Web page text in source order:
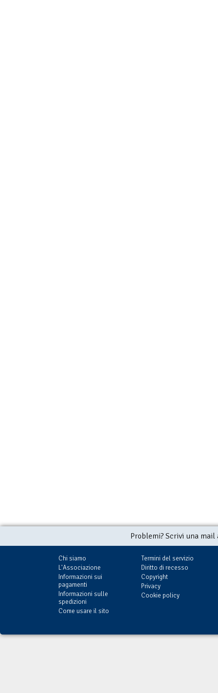
Problemi? Scrivi una
Chi siamo
L'Associazione
Informazioni sui
pagamenti
Informazioni sulle
spedizioni
Come usare il sito
Termini del servizio
Diritto di recesso
Copyright
Privacy
Cookie policy